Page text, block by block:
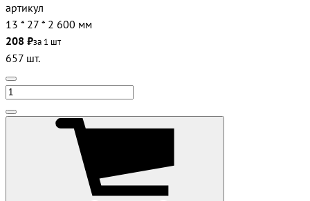
артикул
13 * 27 * 2 600 мм
208 ₽за 1 шт
657 шт.